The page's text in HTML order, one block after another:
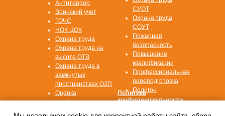
Согласие на
Политика
конфиденциальности
Антитеррор
Воинский учет
ГОЧС
НОК ЦОК
Охрана труда
Охрана труда на
высоте ОТВ
Охрана труда в
замкнутых
пространствах ОЗП
Оценка
профессиональных
СУОТ
Охрана труда
СОУТ
Пожарная
безопасность
Повышение
квалификации
Профессиональная
переподготовка
Полигон